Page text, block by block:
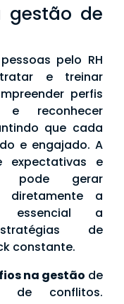
gestão de
pelo RH
e treinar
perfis
reconhecer
que cada
e engajado. A
expectativas e
pode gerar
diretamente a
essencial a
de
constante.
na gestão de
de conflitos.